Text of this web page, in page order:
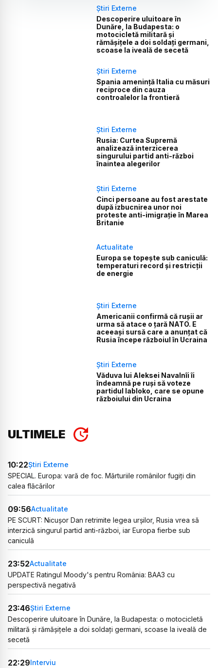
Știri Externe
Descoperire uluitoare în
Dunăre, la Budapesta: o
motocicletă militară și
rămășițele a doi soldați germani,
scoase la iveală de secetă
Știri Externe
Spania amenință Italia cu măsuri
reciproce din cauza
controalelor la frontieră
Știri Externe
Rusia: Curtea Supremă
analizează interzicerea
singurului partid anti-război
înaintea alegerilor
Știri Externe
Cinci persoane au fost arestate
după izbucnirea unor noi
proteste anti-imigrație în Marea
Britanie
Actualitate
Europa se topește sub caniculă:
temperaturi record și restricții
de energie
Știri Externe
Americanii confirmă că rușii ar
urma să atace o țară NATO. E
aceeași sursă care a anunțat că
Rusia începe războiul în Ucraina
Știri Externe
Văduva lui Aleksei Navalnîi îi
îndeamnă pe ruși să voteze
partidul Iabloko, care se opune
războiului din Ucraina
ULTIMELE
10:22Știri Externe
SPECIAL. Europa: vară de foc. Mărturiile românilor fugiți din
calea flăcărilor
09:56Actualitate
PE SCURT: Nicușor Dan retrimite legea urșilor, Rusia vrea să
interzică singurul partid anti-război, iar Europa fierbe sub
caniculă
23:52Actualitate
UPDATE Ratingul Moody's pentru România: BAA3 cu
perspectivă negativă
23:46Știri Externe
Descoperire uluitoare în Dunăre, la Budapesta: o motocicletă
militară și rămășițele a doi soldați germani, scoase la iveală de
secetă
22:29Interviu